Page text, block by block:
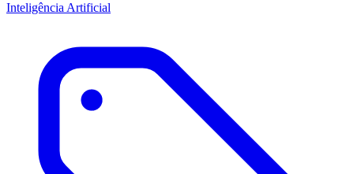
Inteligência Artificial